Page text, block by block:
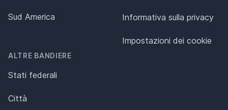
Sud America
ALTRE BANDIERE
Stati federali
Città
Informativa sulla privacy
Impostazioni dei cookie